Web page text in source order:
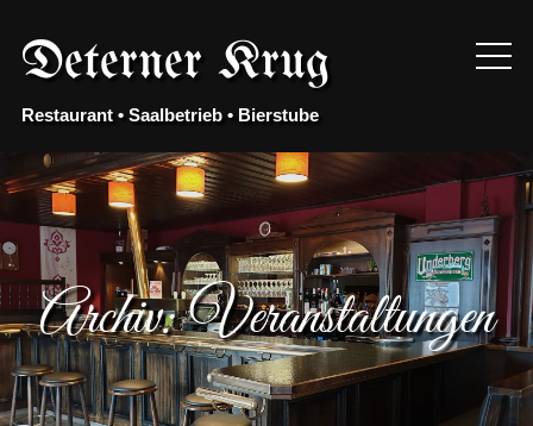
content
Deterner Krug
Restaurant • Saalbetrieb • Bierstube
Archiv:Veranstaltungen